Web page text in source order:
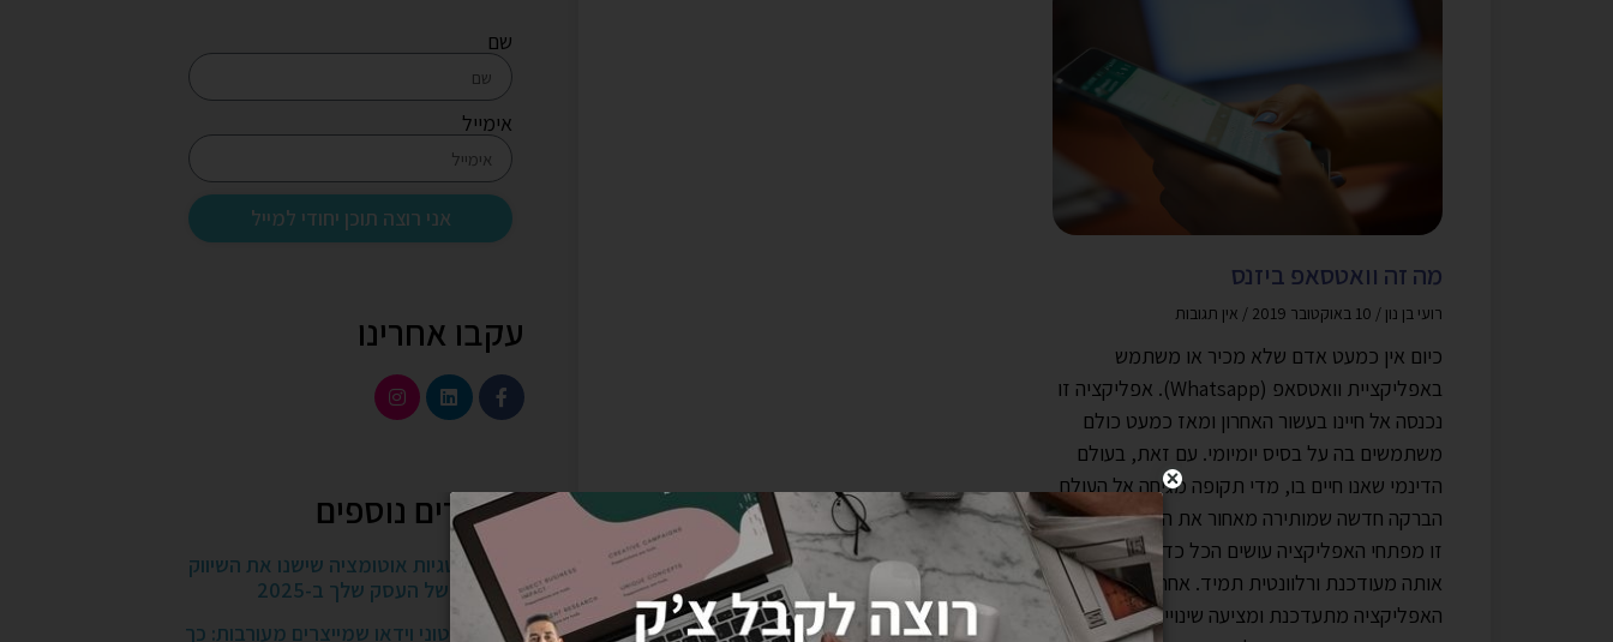
מה זה וואטסאפ ביזנס
רועי בן נון אין תגובות
כיום אין כמעט אדם שלא מכיר או משתמש
באפליקציית וואטסאפ (Whatsapp). אפליקציה זו
נכנסה אל חיינו בעשור האחרון ומאז כמעט כולם
משתמשים בה על בסיס יומיומי. עם זאת, בעולם
הדינמי שאנו חיים בו, מדי תקופה מגיחה אל העולם
הברקה חדשה שמותירה מאחור את הקיימת. מסיבה
זו מפתחי האפליקציה עושים הכל כדי להשאיר
אותה מעודכנת ורלוונטית תמיד. אחת לתקופה
האפליקציה מתעדכנת ומציעה שינויים, כאשר אחד
שם
אימייל
אני רוצה תוכן יחודי למייל
עקבו אחרינו
מאמרים נוספים
5 אסטרטגיות אוטומציה שישנו את השיווק
הדיגיטלי של העסק שלך ב-2025
יצירת סרטוני וידאו שמייצרים מעורבות: כך